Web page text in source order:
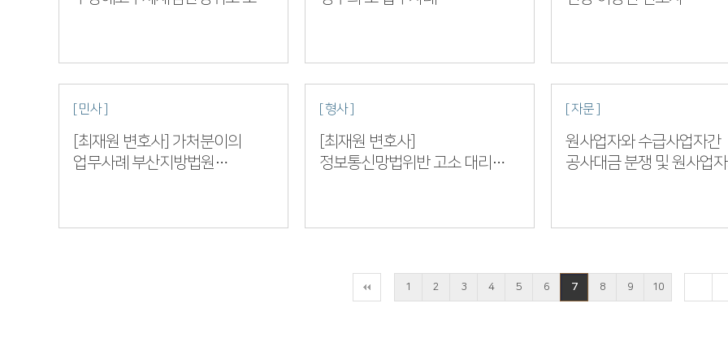
[ 민사 ]
[최재원 변호사] 가처분이의
업무사례 부산지방법원
[ 형사 ]
[최재원 변호사]
정보통신망법위반 고소 대리
[ 자문 ]
원사업자와 수급사업자간
공사대금 분쟁 및 원사업자
1 2 3 4 5 6 7 8 9 10